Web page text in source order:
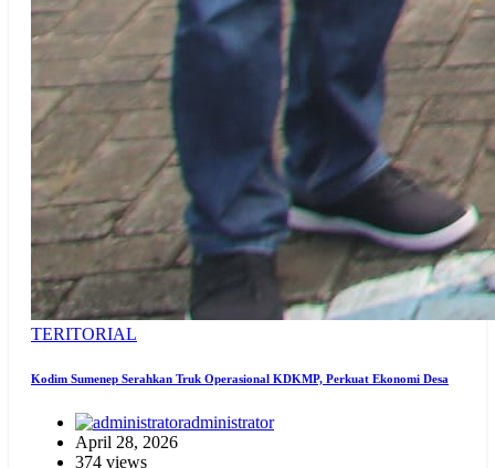
TERITORIAL
Kodim Sumenep Serahkan Truk Operasional KDKMP, Perkuat Ekonomi Desa
administrator
April 28, 2026
374 views